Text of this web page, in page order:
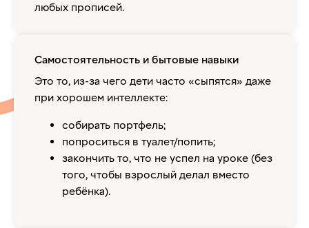
любых прописей.
Самостоятельность и бытовые навыки
Это то, из-за чего дети часто «сыпятся» даже
при хорошем интеллекте:
собирать портфель;
попроситься в туалет/попить;
закончить то, что не успел на уроке (без
того, чтобы взрослый делал вместо
ребёнка).